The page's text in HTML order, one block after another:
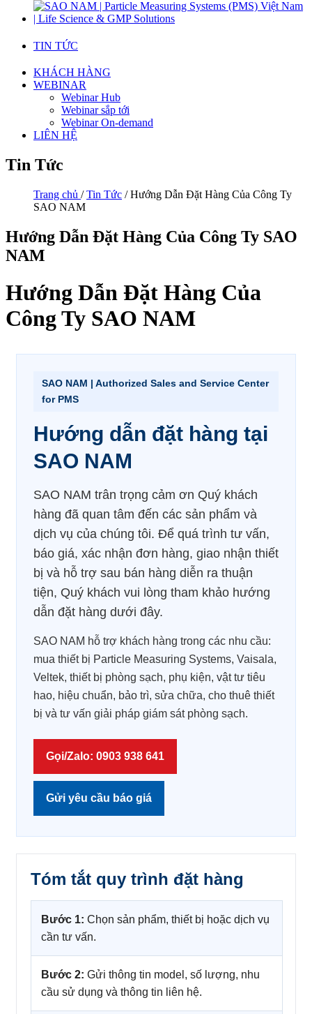
TIN TỨC
KHÁCH HÀNG
WEBINAR
Webinar Hub
Webinar sắp tới
Webinar On-demand
LIÊN HỆ
Tin Tức
Trang chủ /Tin Tức / Hướng Dẫn Đặt Hàng Của Công Ty
SAO NAM
Hướng Dẫn Đặt Hàng Của Công Ty SAO
NAM
Hướng Dẫn Đặt Hàng Của
Công Ty SAO NAM
SAO NAM | Authorized Sales and Service Center
for PMS
Hướng dẫn đặt hàng tại
SAO NAM
SAO NAM trân trọng cảm ơn Quý khách
hàng đã quan tâm đến các sản phẩm và
dịch vụ của chúng tôi. Để quá trình tư vấn,
báo giá, xác nhận đơn hàng, giao nhận thiết
bị và hỗ trợ sau bán hàng diễn ra thuận
tiện, Quý khách vui lòng tham khảo hướng
dẫn đặt hàng dưới đây.
SAO NAM hỗ trợ khách hàng trong các nhu cầu:
mua thiết bị Particle Measuring Systems, Vaisala,
Veltek, thiết bị phòng sạch, phụ kiện, vật tư tiêu
hao, hiệu chuẩn, bảo trì, sửa chữa, cho thuê thiết
bị và tư vấn giải pháp giám sát phòng sạch.
Gọi/Zalo: 0903 938 641
Gửi yêu cầu báo giá
Tóm tắt quy trình đặt hàng
Bước 1: Chọn sản phẩm, thiết bị hoặc dịch vụ
cần tư vấn.
Bước 2: Gửi thông tin model, số lượng, nhu
cầu sử dụng và thông tin liên hệ.